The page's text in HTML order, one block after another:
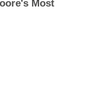
Most